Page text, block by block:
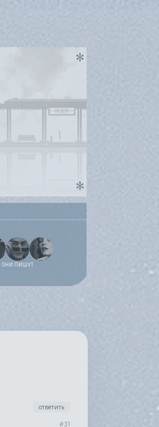
ОНИ ПИШУТ
ответить
31